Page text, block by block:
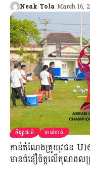
Neak Tola March 16,
កីឡាជាតិ បាល់ទាត់
កាន់តំណែងគ្រូយុវជន
មានជំនឿចិត្តលើគុណផលក្រុ